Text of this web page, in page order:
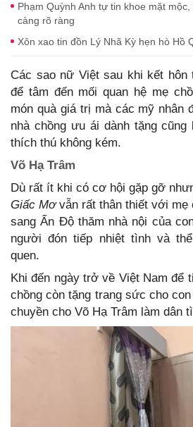
Phạm Quỳnh Anh tự tin khoe mặt
càng rõ ràng
Xôn xao tin đồn Lý Nhã Kỳ hẹn hò Hồ
Các sao nữ Việt sau khi kết hôn
để tâm đến mối quan hệ mẹ
món quà giá trị mà các mỹ nhân
nhà chồng ưu ái dành tặng cũng
thích thú không kém.
Võ Hạ Trâm
Dù rất ít khi có cơ hội gặp gỡ
Giấc Mơvẫn rất thân thiết với mẹ
sang Ấn Độ thăm nhà nội của
người đón tiếp nhiệt tình và
quen.
Khi đến ngày trở về Việt Nam để
chồng còn tặng trang sức cho
chuyền cho Võ Hạ Trâm làm dân